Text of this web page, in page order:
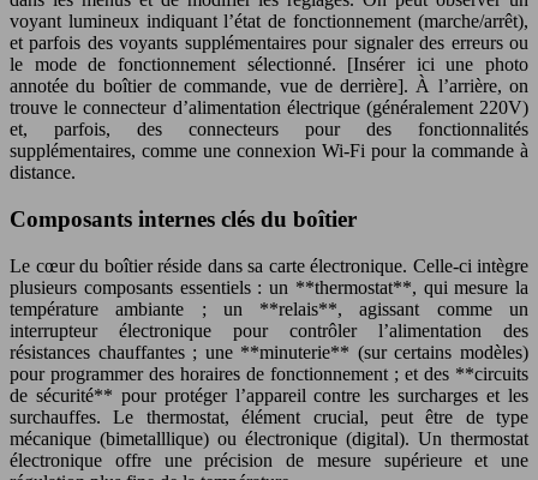
voyant lumineux indiquant l’état de fonctionnement (marche/arrêt),
et parfois des voyants supplémentaires pour signaler des erreurs ou
le mode de fonctionnement sélectionné. [Insérer ici une photo
annotée du boîtier de commande, vue de derrière]. À l’arrière, on
trouve le connecteur d’alimentation électrique (généralement 220V)
et, parfois, des connecteurs pour des fonctionnalités
supplémentaires, comme une connexion Wi-Fi pour la commande à
distance.
Composants internes clés du boîtier
Le cœur du boîtier réside dans sa carte électronique. Celle-ci intègre
plusieurs composants essentiels : un **thermostat**, qui mesure la
température ambiante ; un **relais**, agissant comme un
interrupteur électronique pour contrôler l’alimentation des
résistances chauffantes ; une **minuterie** (sur certains modèles)
pour programmer des horaires de fonctionnement ; et des **circuits
de sécurité** pour protéger l’appareil contre les surcharges et les
surchauffes. Le thermostat, élément crucial, peut être de type
mécanique (bimetalllique) ou électronique (digital). Un thermostat
électronique offre une précision de mesure supérieure et une